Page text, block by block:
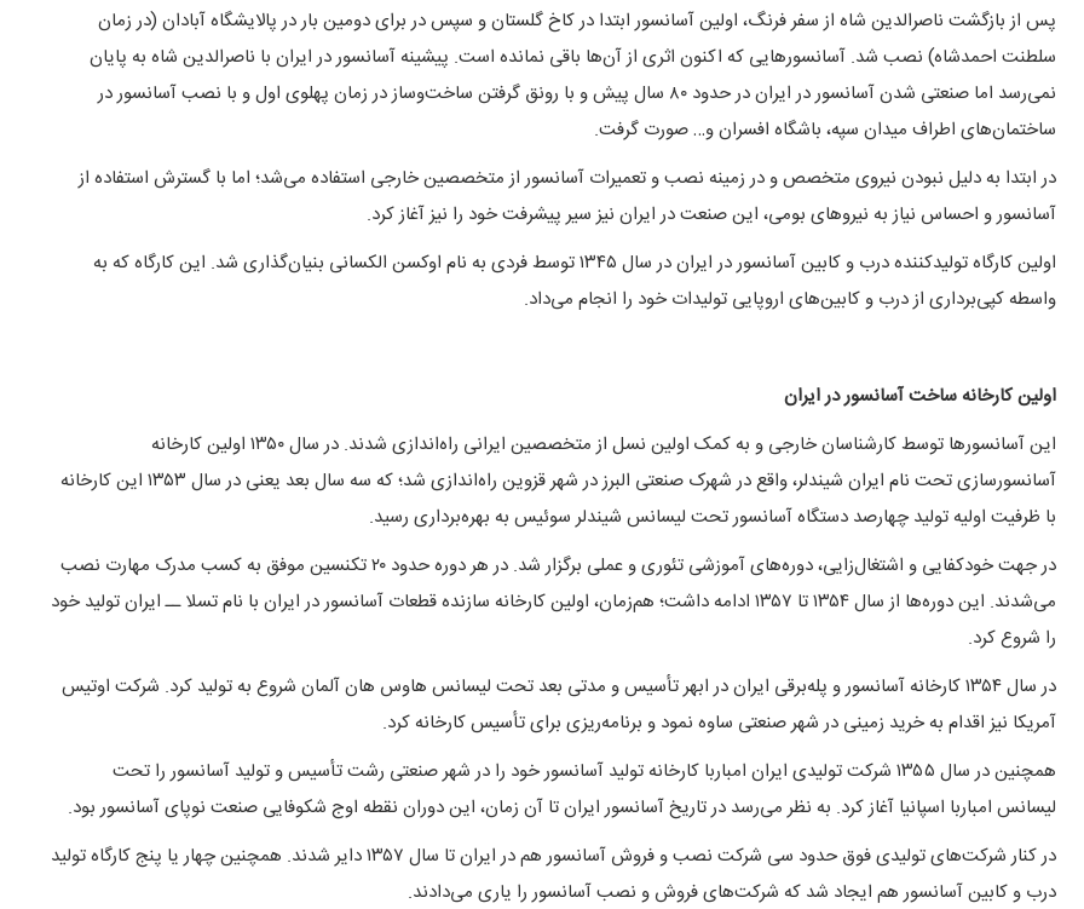
پس از بازگشت ناصرالدین شاه از سفر فرنگ، اولین آسانسور ابتدا در کاخ گلستان و سپس در برای دومین بار در پالایشگاه آبادان (در زمان
سلطنت احمدشاه) نصب شد. آسانسورهایی که اکنون اثری از آن‌ها باقی نمانده است. پیشینه آسانسور در ایران با ناصرالدین شاه به پایان
نمی‌رسد اما صنعتی شدن آسانسور در ایران در حدود ۸۰ سال پیش و با رونق گرفتن ساخت‌وساز در زمان پهلوی اول و با نصب آسانسور در
ساختمان‌های اطراف میدان سپه، باشگاه افسران و… صورت گرفت.
در ابتدا به دلیل نبودن نیروی متخصص و در زمینه نصب و تعمیرات آسانسور از متخصصین خارجی استفاده می‌شد؛ اما با گسترش استفاده از
آسانسور و احساس نیاز به نیروهای بومی، این صنعت در ایران نیز سیر پیشرفت خود را نیز آغاز کرد.
اولین کارگاه تولیدکننده درب و کابین آسانسور در ایران در سال ۱۳۴۵ توسط فردی به نام اوکسن الکسانی بنیان‌گذاری شد. این کارگاه که به
واسطه کپی‌برداری از درب و کابین‌های اروپایی تولیدات خود را انجام می‌داد.
اولین کارخانه ساخت آسانسور در ایران
این آسانسورها توسط کارشناسان خارجی و به کمک اولین نسل از متخصصین ایرانی راه‌اندازی شدند. در سال ۱۳۵۰ اولین کارخانه
آسانسورسازی تحت نام ایران شیندلر، واقع در شهرک صنعتی البرز در شهر قزوین راه‌اندازی شد؛ که سه سال بعد یعنی در سال ۱۳۵۳ این کارخانه
با ظرفیت اولیه تولید چهارصد دستگاه آسانسور تحت لیسانس شیندلر سوئیس به بهره‌برداری رسید.
در جهت خودکفایی و اشتغال‌زایی، دوره‌های آموزشی تئوری و عملی برگزار شد. در هر دوره حدود ۲۰ تکنسین موفق به کسب مدرک مهارت نصب
می‌شدند. این دوره‌ها از سال ۱۳۵۴ تا ۱۳۵۷ ادامه داشت؛ هم‌زمان، اولین کارخانه سازنده قطعات آسانسور در ایران با نام تسلا ــ ایران تولید خود
را شروع کرد.
در سال ۱۳۵۴ کارخانه آسانسور و پله‌برقی ایران در ابهر تأسیس و مدتی بعد تحت لیسانس هاوس هان آلمان شروع به تولید کرد. شرکت اوتیس
آمریکا نیز اقدام به خرید زمینی در شهر صنعتی ساوه نمود و برنامه‌ریزی برای تأسیس کارخانه کرد.
همچنین در سال ۱۳۵۵ شرکت تولیدی ایران امباربا کارخانه تولید آسانسور خود را در شهر صنعتی رشت تأسیس و تولید آسانسور را تحت
لیسانس امباربا اسپانیا آغاز کرد. به نظر می‌رسد در تاریخ آسانسور ایران تا آن زمان، این دوران نقطه اوج شکوفایی صنعت نوپای آسانسور بود.
در کنار شرکت‌های تولیدی فوق حدود سی شرکت نصب و فروش آسانسور هم در ایران تا سال ۱۳۵۷ دایر شدند. همچنین چهار یا پنج کارگاه تولید
درب و کابین آسانسور هم ایجاد شد که شرکت‌های فروش و نصب آسانسور را یاری می‌دادند.